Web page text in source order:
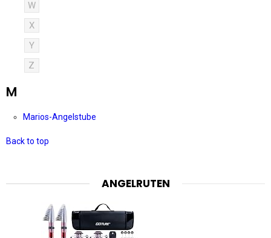
W
X
Y
Z
M
Marios-Angelstube
Back to top
ANGELRUTEN